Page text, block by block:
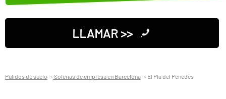
LLAMAR >>
Pulidos de suelo Solerias de empresa en Barcelona El Pla del Penedès